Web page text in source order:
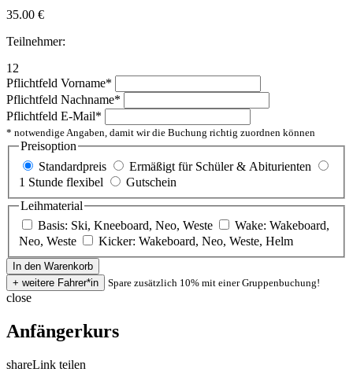
35.00 €
Teilnehmer:
12
Pflichtfeld Vorname*
Pflichtfeld Nachname*
Pflichtfeld E-Mail*
* notwendige Angaben, damit wir die Buchung richtig zuordnen können
Preisoption
Standardpreis
Ermäßigt für Schüler & Abiturienten
1 Stunde flexibel
Gutschein
Leihmaterial
Basis: Ski, Kneeboard, Neo, Weste
Wake: Wakeboard,
Neo, Weste
Kicker: Wakeboard, Neo, Weste, Helm
Spare zusätzlich 10% mit einer Gruppenbuchung!
close
Anfängerkurs
shareLink teilen